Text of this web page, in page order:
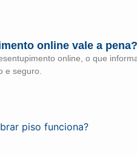
online vale a pena?
online, o que
e seguro.